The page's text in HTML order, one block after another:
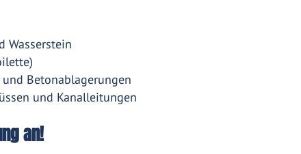
Wasserstein
Betonablagerungen
und Kanalleitungen
an!